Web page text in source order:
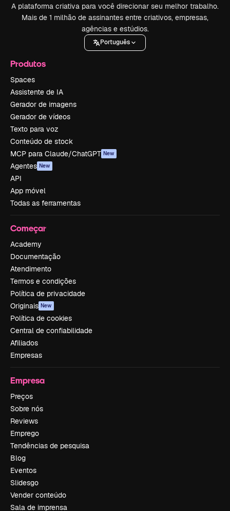
A plataforma criativa para você direcionar seu melhor trabalho.
Mais de 1 milhão de assinantes entre criativos, empresas,
agências e estúdios.
Português
Produtos
Spaces
Assistente de IA
Gerador de imagens
Gerador de vídeos
Texto para voz
Conteúdo de stock
MCP para Claude/ChatGPT New
Agentes New
API
App móvel
Todas as ferramentas
Começar
Academy
Documentação
Atendimento
Termos e condições
Política de privacidade
Originais New
Política de cookies
Central de confiabilidade
Afiliados
Empresas
Empresa
Preços
Sobre nós
Reviews
Emprego
Tendências de pesquisa
Blog
Eventos
Slidesgo
Vender conteúdo
Sala de imprensa